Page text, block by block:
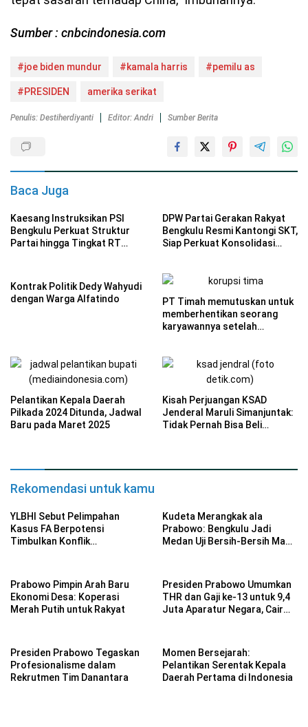
Sumber : cnbcindonesia.com
#joe biden mundur #kamala harris #pemilu as
#PRESIDEN amerika serikat
Penulis: Destiherdiyanti Editor: Andri Sumber Berita
Baca Juga
Kaesang Instruksikan PSI
Bengkulu Perkuat Struktur
Partai hingga Tingkat RT
DPW Partai Gerakan Rakyat
Bengkulu Resmi Kantongi SKT,
Siap Perkuat Konsolidasi
Kontrak Politik Dedy Wahyudi
dengan Warga Alfatindo
PT Timah memutuskan untuk
memberhentikan seorang
karyawannya setelah
terkait penggunaan BPJS
menuai kontroversi.
Pelantikan Kepala Daerah
Pilkada 2024 Ditunda, Jadwal
Baru pada Maret 2025
Kisah Perjuangan KSAD
Jenderal Maruli Simanjuntak:
Tidak Pernah Bisa Beli
Rekomendasi untuk kamu
YLBHI Sebut Pelimpahan
Kasus FA Berpotensi
Timbulkan Konflik
Kudeta Merangkak ala
Prabowo: Bengkulu Jadi
Medan Uji Bersih-Bersih Mafia
Prabowo Pimpin Arah Baru
Ekonomi Desa: Koperasi
Merah Putih untuk Rakyat
Presiden Prabowo Umumkan
THR dan Gaji ke-13 untuk 9,4
Juta Aparatur Negara, Cair
Presiden Prabowo Tegaskan
Profesionalisme dalam
Rekrutmen Tim Danantara
Momen Bersejarah:
Pelantikan Serentak Kepala
Daerah Pertama di Indonesia